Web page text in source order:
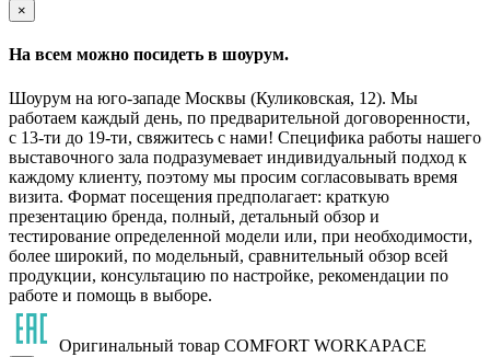
×
На всем можно посидеть в шоурум.
Шоурум на юго-западе Москвы (Куликовская, 12). Мы
работаем каждый день, по предварительной договоренности,
с 13-ти до 19-ти, свяжитесь с нами! Специфика работы нашего
выставочного зала подразумевает индивидуальный подход к
каждому клиенту, поэтому мы просим согласовывать время
визита. Формат посещения предполагает: краткую
презентацию бренда, полный, детальный обзор и
тестирование определенной модели или, при необходимости,
более широкий, по модельный, сравнительный обзор всей
продукции, консультацию по настройке, рекомендации по
работе и помощь в выборе.
Оригинальный товар COMFORT WORKAPACE